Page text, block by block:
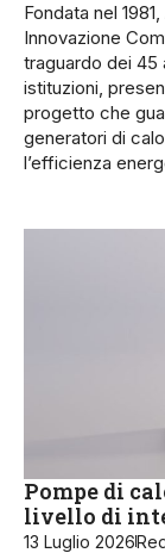
Fondata nel
Innovazione
traguardo dei 45
istituzioni,
progetto che
generatori di
l’efficienza
Pompe di
livello di
13 Luglio 2026